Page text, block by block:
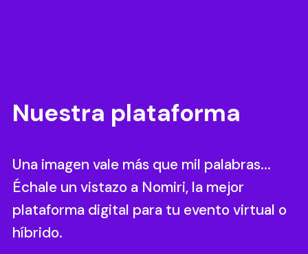
Nuestra plataforma
Una imagen vale más que mil palabras...
Échale un vistazo a Nomiri, la mejor
plataforma digital para tu evento virtual o
híbrido.